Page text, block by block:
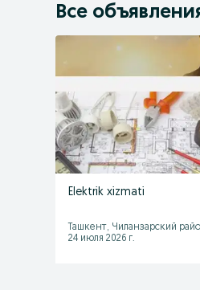
Все
Elektrik xizmati
Ташкент, Чиланзарский
24 июля 2026 г.